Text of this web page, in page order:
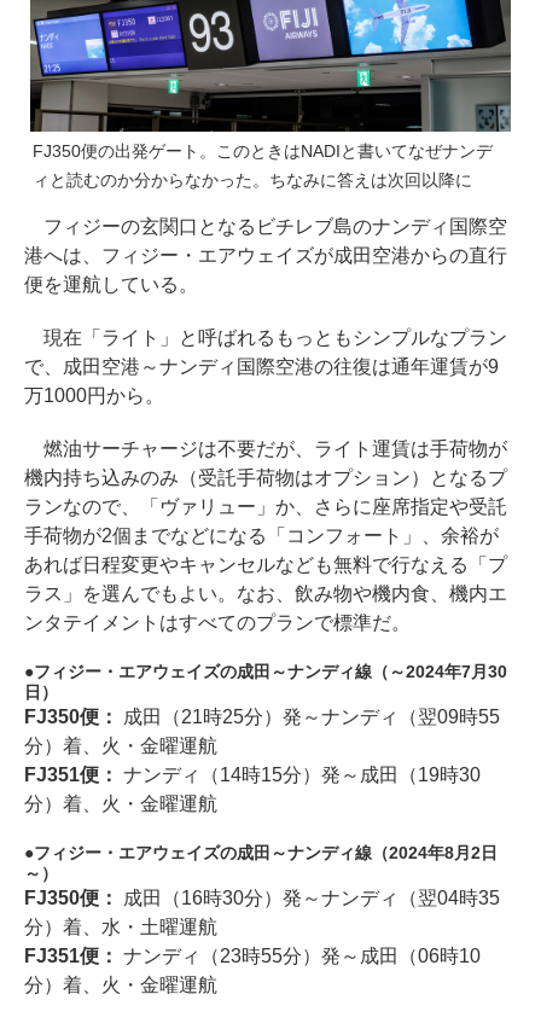
FJ350便の出発ゲート。このときはNADIと書いてなぜナンデ
ィと読むのか分からなかった。ちなみに答えは次回以降に
フィジーの玄関口となるビチレブ島のナンディ国際空
港へは、フィジー・エアウェイズが成田空港からの直行
便を運航している。
現在「ライト」と呼ばれるもっともシンプルなプラン
で、成田空港～ナンディ国際空港の往復は通年運賃が9
万1000円から。
燃油サーチャージは不要だが、ライト運賃は手荷物が
機内持ち込みのみ（受託手荷物はオプション）となるプ
ランなので、「ヴァリュー」か、さらに座席指定や受託
手荷物が2個までなどになる「コンフォート」、余裕が
あれば日程変更やキャンセルなども無料で行なえる「プ
ラス」を選んでもよい。なお、飲み物や機内食、機内エ
ンタテイメントはすべてのプランで標準だ。
フィジー・エアウェイズの成田～ナンディ線（～2024年7月30
日）
FJ350便： 成田（21時25分）発～ナンディ（翌09時55
分）着、火・金曜運航
FJ351便： ナンディ（14時15分）発～成田（19時30
分）着、火・金曜運航
フィジー・エアウェイズの成田～ナンディ線（2024年8月2日
～）
FJ350便： 成田（16時30分）発～ナンディ（翌04時35
分）着、水・土曜運航
FJ351便： ナンディ（23時55分）発～成田（06時10
分）着、火・金曜運航